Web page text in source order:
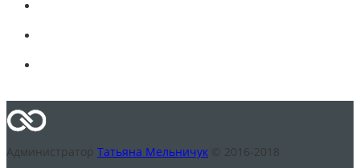
Администратор Татьяна Мельничук © 2016-2018